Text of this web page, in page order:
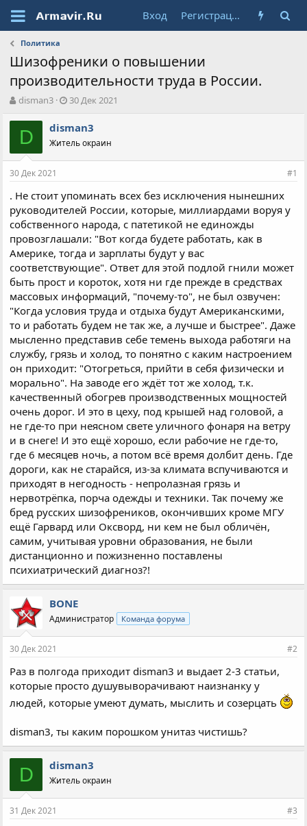
Вход Регистрация
Политика
Шизофреники о повышении
производительности труда в России.
А
т
т
е
ы
disman3
Д
т
н
а
л
а
30 Дек 2021
D disman3
Житель окраин
30 Дек 2021 #1
. Не стоит упоминать всех без исключения нынешних
руководителей России, которые, миллиардами воруя у
собственного народа, с патетикой не единожды
провозглашали: "Вот когда будете работать, как в
Америке, тогда и зарплаты будут у вас
соответствующие". Ответ для этой подлой гнили может
быть прост и короток, хотя ни где прежде в средствах
массовых информаций, "почему-то", не был озвучен:
"Когда условия труда и отдыха будут Американскими,
то и работать будем не так же, а лучше и быстрее". Даже
мысленно представив себе темень выхода работяги на
службу, грязь и холод, то понятно с каким настроением
он приходит: "Отогреться, прийти в себя физически и
морально". На заводе его ждёт тот же холод, т.к.
качественный обогрев производственных мощностей
очень дорог. И это в цеху, под крышей над головой, а
не где-то при неясном свете уличного фонаря на ветру
и в снеге! И это ещё хорошо, если рабочие не где-то,
где 6 месяцев ночь, а потом всё время долбит день. Где
дороги, как не старайся, из-за климата вспучиваются и
приходят в негодность - непролазная грязь и
нервотрёпка, порча одежды и техники. Так почему же
бред русских шизофреников, окончивших кроме МГУ
ещё Гарвард или Оксворд, ни кем не был обличён,
самим, учитывая уровни образования, не были
дистанционно и пожизненно поставлены
психиатрический диагноз?!
BONE
Администратор Команда форума
30 Дек 2021 #2
Раз в полгода приходит disman3 и выдает 2-3 статьи,
которые просто душувыворачивают наизнанку у
людей, которые умеют думать, мыслить и созерцать
disman3, ты каким порошком унитаз чистишь?
D disman3
Житель окраин
31 Дек 2021 #3